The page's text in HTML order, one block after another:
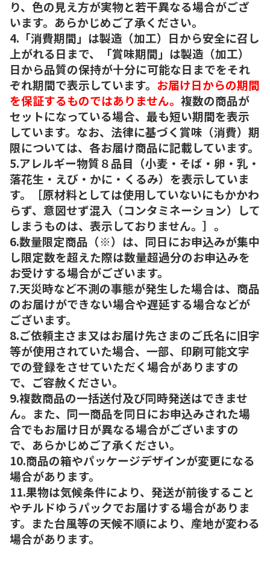
り、色の見え方が実物と若干異なる場合がござ
います。あらかじめご了承ください。
4.「消費期間」は製造（加工）日から安全に召し
上がれる日まで、「賞味期間」は製造（加工）
日から品質の保持が十分に可能な日までをそれ
ぞれ期間で表示しています。 お届け日からの期間
を保証するものではありません。 複数の商品が
セットになっている場合、最も短い期間を表示
しています。なお、法律に基づく賞味（消費）期
限については、各お届け商品に記載しています。
5.アレルギー物質８品目（小麦・そば・卵・乳・
落花生・えび・かに・くるみ）を表示していま
す。［原材料としては使用していないにもかかわ
らず、意図せず混入（コンタミネーション）して
しまうものは、表示しておりません。］。
6.数量限定商品（※）は、同日にお申込みが集中
し限定数を超えた際は数量超過分のお申込みを
お受けする場合がございます。
7.天災時など不測の事態が発生した場合は、商品
のお届けができない場合や遅延する場合などが
ございます。
8.ご依頼主さま又はお届け先さまのご氏名に旧字
等が使用されていた場合、一部、印刷可能文字
での登録をさせていただく場合がありますの
で、ご容赦ください。
9.複数商品の一括送付及び同時発送はできませ
ん。また、同一商品を同日にお申込みされた場
合でもお届け日が異なる場合がございますの
で、あらかじめご了承ください。
10.商品の箱やパッケージデザインが変更になる
場合があります。
11.果物は気候条件により、発送が前後すること
やチルドゆうパックでお届けする場合がありま
す。また台風等の天候不順により、産地が変わる
場合があります。